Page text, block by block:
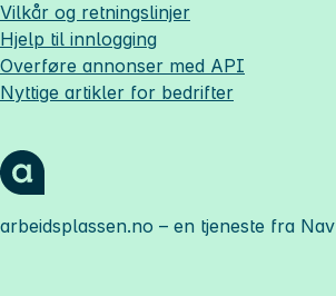
Vilkår og retningslinjer
Hjelp til innlogging
Overføre annonser med API
Nyttige artikler for bedrifter
arbeidsplassen.no – en tjeneste fra Nav